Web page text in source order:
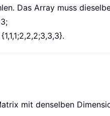
Das Array muss
mit denselben